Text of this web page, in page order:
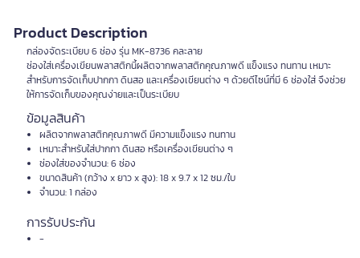
Product Description
กล่องจัดระเบียบ 6 ช่อง รุ่น MK-8736 คละลาย
ช่องใส่เครื่องเขียนพลาสติกนี้ผลิตจากพลาสติกคุณภาพดี แข็งแรง ทนทาน เหมาะ
สำหรับการจัดเก็บปากกา ดินสอ และเครื่องเขียนต่าง ๆ ด้วยดีไซน์ที่มี 6 ช่องใส่ จึงช่วย
ให้การจัดเก็บของคุณง่ายและเป็นระเบียบ
ข้อมูลสินค้า
ผลิตจากพลาสติกคุณภาพดี มีความแข็งแรง ทนทาน
เหมาะสำหรับใส่ปากกา ดินสอ หรือเครื่องเขียนต่าง ๆ
ช่องใส่ของจำนวน: 6 ช่อง
ขนาดสินค้า (กว้าง x ยาว x สูง): 18 x 9.7 x 12 ซม./ใบ
จำนวน: 1 กล่อง
การรับประกัน
-